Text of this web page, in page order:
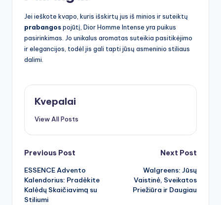
Jei ieškote kvapo, kuris išskirtų jus iš minios ir suteiktų
prabangospojūtį, Dior Homme Intense yra puikus
pasirinkimas. Jo unikalus aromatas suteikia pasitikėjimo
ir elegancijos, todėl jis gali tapti jūsų asmeninio stiliaus
dalimi.
Kvepalai
View All Posts
Post
navigation
Previous Post
ESSENCE Advento
Kalendorius: Pradėkite
Kalėdų Skaičiavimą su
Stiliumi
Next Post
Walgreens: Jūsų
Vaistinė, Sveikatos
Priežiūra ir Daugiau